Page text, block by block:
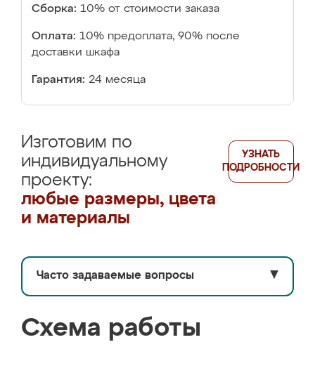
Сборка: 10% от стоимости заказа
Оплата: 10% предоплата, 90% после
доставки шкафа
Гарантия: 24 месяца
Изготовим по
индивидуальному
проекту:
любые размеры, цвета
и материалы
УЗНАТЬ
ПОДРОБНОСТИ
Часто задаваемые вопросы ▼
Схема работы